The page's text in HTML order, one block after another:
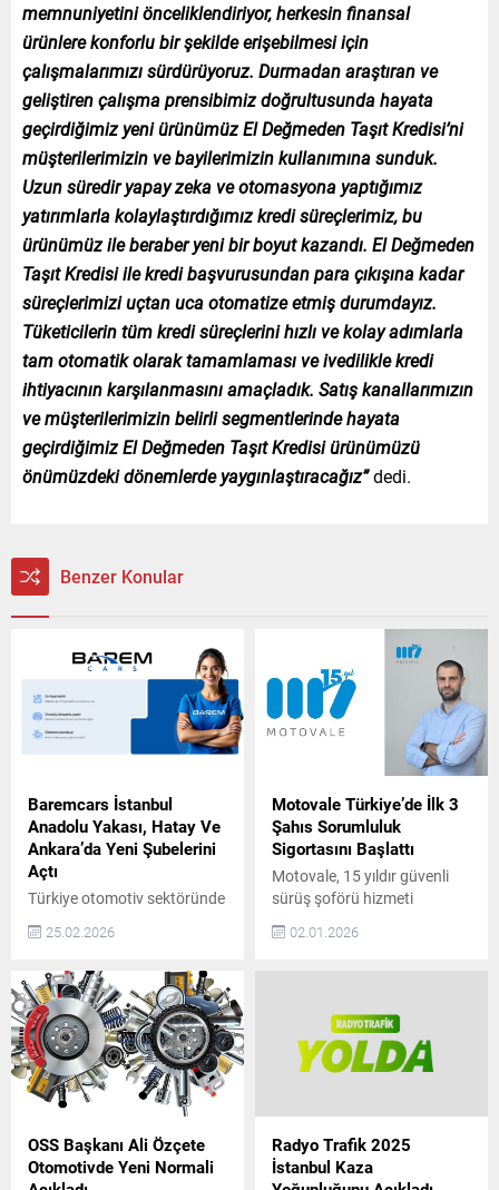
memnuniyetini önceliklendiriyor, herkesin finansal
ürünlere konforlu bir şekilde erişebilmesi için
çalışmalarımızı sürdürüyoruz. Durmadan araştıran ve
geliştiren çalışma prensibimiz doğrultusunda hayata
geçirdiğimiz yeni ürünümüz El Değmeden Taşıt Kredisi’ni
müşterilerimizin ve bayilerimizin kullanımına sunduk.
Uzun süredir yapay zeka ve otomasyona yaptığımız
yatırımlarla kolaylaştırdığımız kredi süreçlerimiz, bu
ürünümüz ile beraber yeni bir boyut kazandı. El Değmeden
Taşıt Kredisi ile kredi başvurusundan para çıkışına kadar
süreçlerimizi uçtan uca otomatize etmiş durumdayız.
Tüketicilerin tüm kredi süreçlerini hızlı ve kolay adımlarla
tam otomatik olarak tamamlaması ve ivedilikle kredi
ihtiyacının karşılanmasını amaçladık. Satış kanallarımızın
ve müşterilerimizin belirli segmentlerinde hayata
geçirdiğimiz El Değmeden Taşıt Kredisi ürünümüzü
önümüzdeki dönemlerde yaygınlaştıracağız”dedi.
Benzer Konular
Baremcars İstanbul
Anadolu Yakası, Hatay Ve
Ankara’da Yeni Şubelerini
Açtı
Türkiye otomotiv sektöründe
sürdürülebilir hizmet
BaremCars, büyüme
yolculuğunda önemli bir
adım daha attı. Şirket, artan
müşteri talebi ve
operasyonel kapasite
doğrultusunda İstanbul
Anadolu Yakası, Hatay ve
Ankara’da yeni şubelerini
hizmete açtığını duyurdu.
25.02.2026
Motovale Türkiye’de İlk 3
Şahıs Sorumluluk
Sigortasını Başlattı
Motovale, 15 yıldır güvenli
sürüş şoförü hizmeti
kapsamlı 3. Şahıs
ediyor. 2009 yılında araç
sahiplerine güvenli ve
konforlu ulaşım alternatifi
Motovale, farklı sebeplerle
araç kullanamayan kişilere
deneyimli şoförler eşliğinde
02.01.2026
OSS Başkanı Ali Özçete
Otomotivde Yeni Normali
Radyo Trafik 2025
İstanbul Kaza